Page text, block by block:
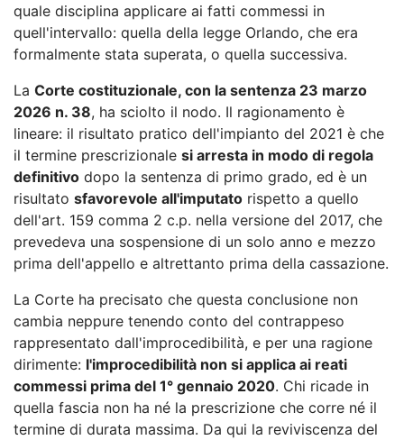
quale disciplina applicare ai fatti commessi in
quell'intervallo: quella della legge Orlando, che era
formalmente stata superata, o quella successiva.
La Corte costituzionale, con la sentenza 23 marzo
2026 n. 38, ha sciolto il nodo. Il ragionamento è
lineare: il risultato pratico dell'impianto del 2021 è che
il termine prescrizionale si arresta in modo di regola
definitivo dopo la sentenza di primo grado, ed è un
risultato sfavorevole all'imputato rispetto a quello
dell'art. 159 comma 2 c.p. nella versione del 2017, che
prevedeva una sospensione di un solo anno e mezzo
prima dell'appello e altrettanto prima della cassazione.
La Corte ha precisato che questa conclusione non
cambia neppure tenendo conto del contrappeso
rappresentato dall'improcedibilità, e per una ragione
dirimente: l'improcedibilità non si applica ai reati
commessi prima del 1° gennaio 2020. Chi ricade in
quella fascia non ha né la prescrizione che corre né il
termine di durata massima. Da qui la reviviscenza del